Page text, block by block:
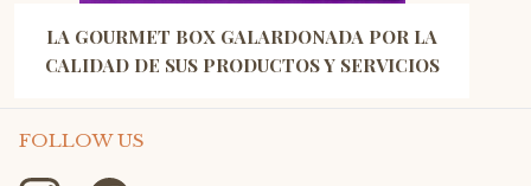
LA GOURMET BOX GALARDONADA POR LA
CALIDAD DE SUS PRODUCTOS Y SERVICIOS
FOLLOW US